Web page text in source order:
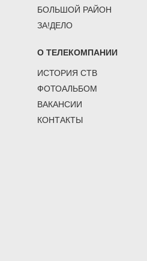
БОЛЬШОЙ РАЙОН
ЗА!ДЕЛО
О ТЕЛЕКОМПАНИИ
ИСТОРИЯ СТВ
ФОТОАЛЬБОМ
ВАКАНСИИ
КОНТАКТЫ